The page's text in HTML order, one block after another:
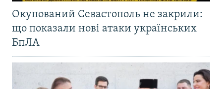
Окупований Севастополь не закрили:
що показали нові атаки українських
БпЛА